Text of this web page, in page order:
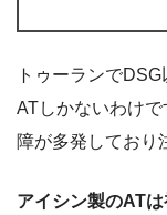
トゥーランで
ATしかないわけ
障が多発しており
アイシン製のAT